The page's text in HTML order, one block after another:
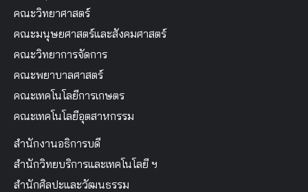
คณะวิทยาศาสตร์
คณะมนุษยศาสตร์และสังคมศาสตร์
คณะวิทยาการจัดการ
คณะพยาบาลศาสตร์
คณะเทคโนโลยีการเกษตร
คณะเทคโนโลยีอุตสาหกรรม
สำนักงานอธิการบดี
สำนักวิทยบริการและเทคโนโลยี ฯ
สำนักศิลปะและวัฒนธรรม